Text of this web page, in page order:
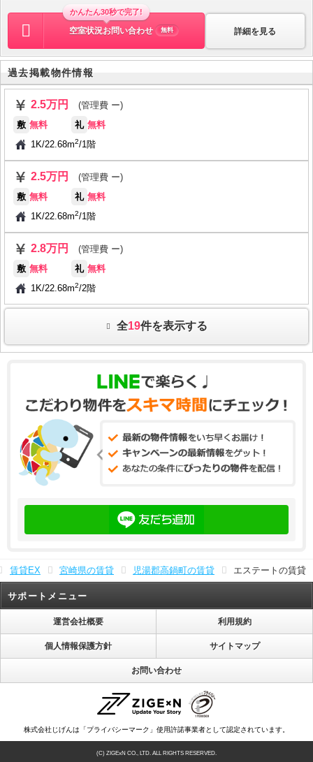
詳細を見る
かんたん30秒で完了!
空室状況お問い合わせ 無料
過去掲載物件情報
2.5万円
(管理費 ー)
敷 無料 礼 無料
1K/22.68m2/1階
2.5万円
(管理費 ー)
敷 無料 礼 無料
1K/22.68m2/1階
2.8万円
(管理費 ー)
敷 無料 礼 無料
1K/22.68m2/2階
全19件を表示する
賃貸EX 宮崎県の賃貸 児湯郡高鍋町の賃貸 エステートの賃貸
サポートメニュー
運営会社概要 利用規約
個人情報保護方針 サイトマップ
お問い合わせ
株式会社じげんは「プライバシーマーク」使用許諾事業者として認定されています。
(C) ZIGExN CO., LTD. ALL RIGHTS RESERVED.